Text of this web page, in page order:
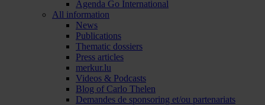
Agenda Go International
All information
News
Publications
Thematic dossiers
Press articles
merkur.lu
Videos & Podcasts
Blog of Carlo Thelen
Demandes de sponsoring et/ou partenariats